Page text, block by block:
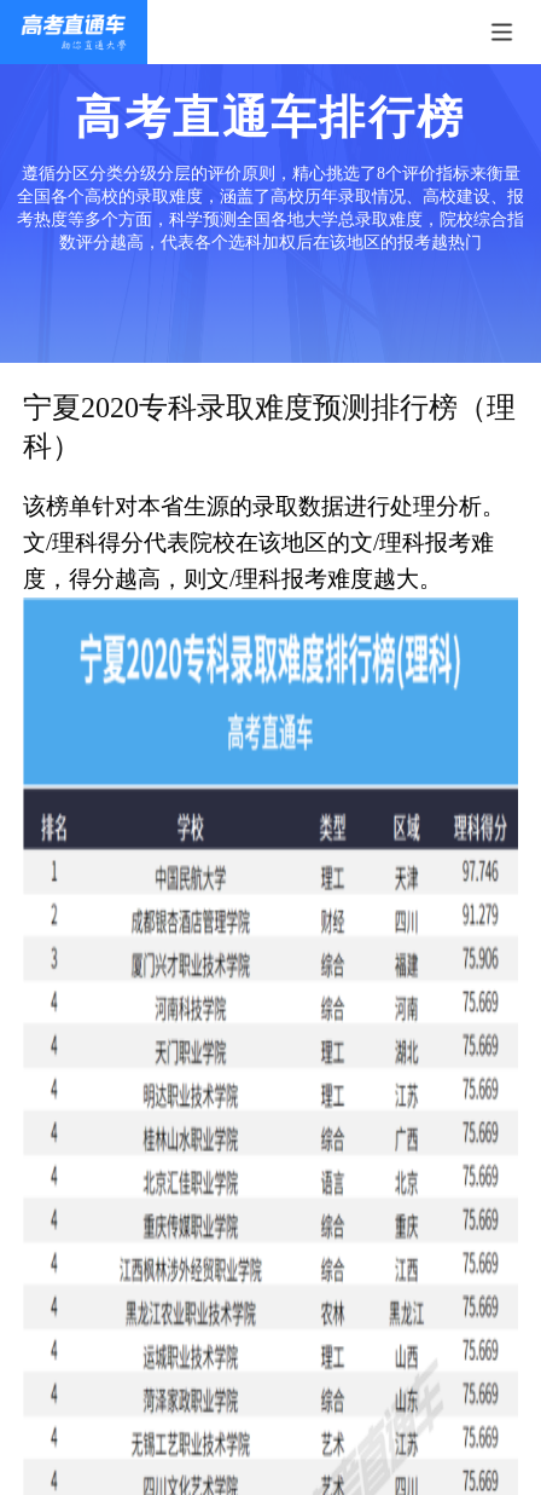
高考直通车排行榜
遵循分区分类分级分层的评价原则，精心挑选了8个评价指标来衡量
全国各个高校的录取难度，涵盖了高校历年录取情况、高校建设、报
考热度等多个方面，科学预测全国各地大学总录取难度，院校综合指
数评分越高，代表各个选科加权后在该地区的报考越热门
宁夏2020专科录取难度预测排行榜（理
科）
该榜单针对本省生源的录取数据进行处理分析。
文/理科得分代表院校在该地区的文/理科报考难
度，得分越高，则文/理科报考难度越大。